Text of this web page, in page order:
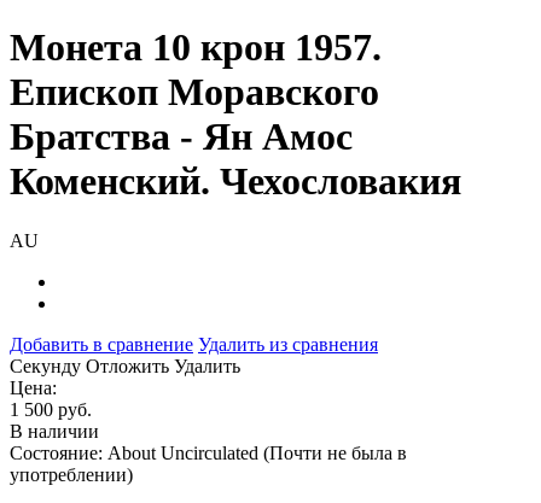
Монета 10 крон 1957.
Епископ Моравского
Братства - Ян Амос
Коменский. Чехословакия
AU
Добавить в сравнение Удалить из сравнения
Cекунду Отложить Удалить
Цена:
1 500 руб.
В наличии
Состояние: About Uncirculated (Почти не была в
употреблении)